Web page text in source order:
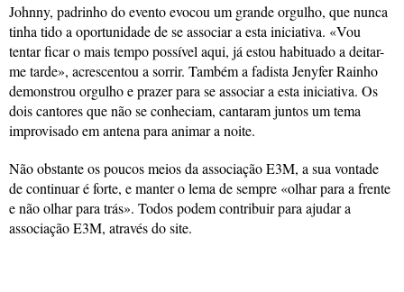
Johnny, padrinho do evento evocou um grande orgulho, que nunca
tinha tido a oportunidade de se associar a esta iniciativa. «Vou
tentar ficar o mais tempo possível aqui, já estou habituado a deitar-
me tarde», acrescentou a sorrir. Também a fadista Jenyfer Rainho
demonstrou orgulho e prazer para se associar a esta iniciativa. Os
dois cantores que não se conheciam, cantaram juntos um tema
improvisado em antena para animar a noite.
Não obstante os poucos meios da associação E3M, a sua vontade
de continuar é forte, e manter o lema de sempre «olhar para a frente
e não olhar para trás». Todos podem contribuir para ajudar a
associação E3M, através do site.